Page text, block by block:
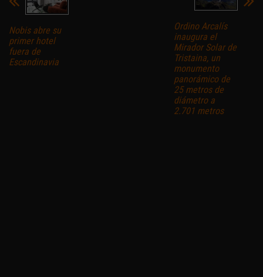
Nobis abre su
primer hotel
fuera de
Escandinavia
Ordino Arcalís
inaugura el
Mirador Solar de
Tristaina, un
monumento
panorámico de
25 metros de
diámetro a
2.701 metros